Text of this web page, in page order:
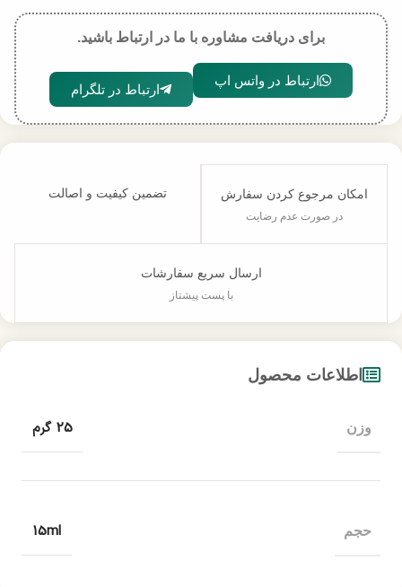
برای دریافت مشاوره با ما در ارتباط باشید.
ارتباط در واتس اپ
ارتباط در تلگرام
امکان مرجوع کردن سفارش
در صورت عدم رضایت
تضمین کیفیت و اصالت
ارسال سریع سفارشات
با پست پیشتاز
اطلاعات محصول
وزن 25 گرم
حجم 15ml